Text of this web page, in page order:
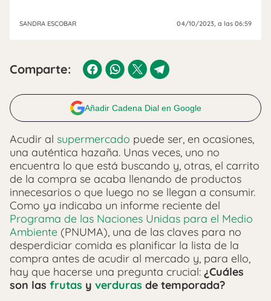
SANDRA ESCOBAR 04/10/2023, a las 06:59
Comparte:
Añadir Cadena Dial en Google
Acudir al supermercado puede ser, en ocasiones,
una auténtica hazaña. Unas veces, uno no
encuentra lo que está buscando y, otras, el carrito
de la compra se acaba llenando de productos
innecesarios o que luego no se llegan a consumir.
Como ya indicaba un informe reciente del
Programa de las Naciones Unidas para el Medio
Ambiente (PNUMA), una de las claves para no
desperdiciar comida es planificar la lista de la
compra antes de acudir al mercado y, para ello,
hay que hacerse una pregunta crucial: ¿Cuáles
son las frutas y verduras de temporada?